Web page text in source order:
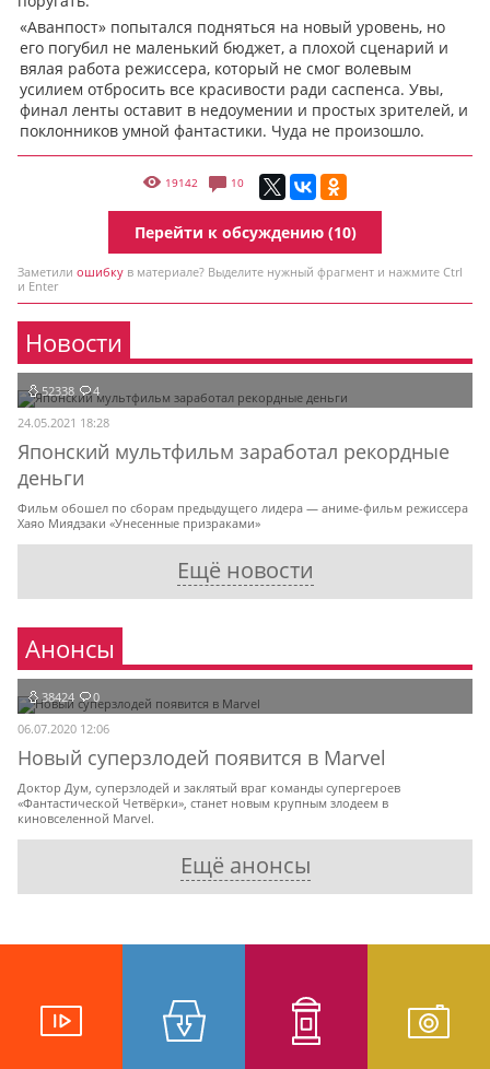
«Аванпост» попытался подняться на новый уровень, но
его погубил не маленький бюджет, а плохой сценарий и
вялая работа режиссера, который не смог волевым
усилием отбросить все красивости ради саспенса. Увы,
финал ленты оставит в недоумении и простых зрителей, и
поклонников умной фантастики. Чуда не произошло.
19142 10
Перейти к обсуждению (10)
Заметили ошибку в материале? Выделите нужный фрагмент и нажмите Ctrl
и Enter
Новости
52338 4
24.05.2021 18:28
Японский мультфильм заработал рекордные
деньги
Фильм обошел по сборам предыдущего лидера — аниме-фильм режиссера
Хаяо Миядзаки «Унесенные призраками»
Ещё новости
Анонсы
38424 0
06.07.2020 12:06
Новый суперзлодей появится в Marvel
Доктор Дум, суперзлодей и заклятый враг команды супергероев
«Фантастической Четвёрки», станет новым крупным злодеем в
киновселенной Marvel.
Ещё анонсы